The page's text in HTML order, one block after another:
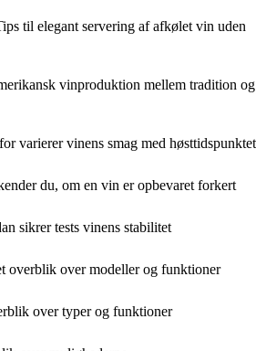
til elegant servering af afkølet vin uden
vinproduktion mellem tradition og
varierer vinens smag med høsttidspunktet
du, om en vin er opbevaret forkert
sikrer tests vinens stabilitet
overblik over modeller og funktioner
over typer og funktioner